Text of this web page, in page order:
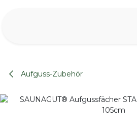
Aufguss-Zubehör
None